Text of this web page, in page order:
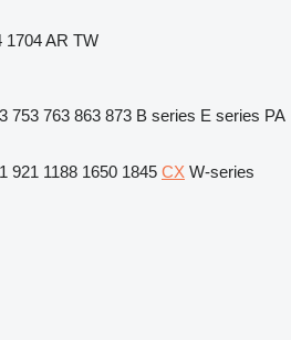
1704AR TW
753 763 863 873 B series E series PA
921 1188 1650 1845 CX W-series